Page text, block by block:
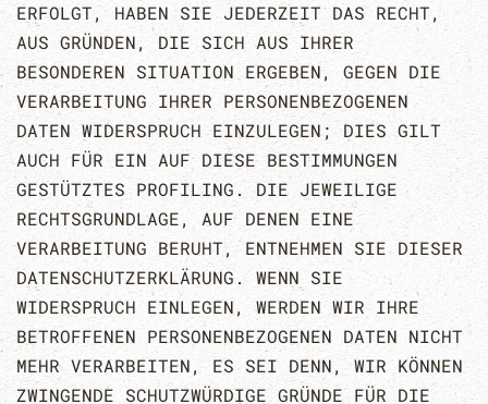
ERFOLGT, HABEN SIE JEDERZEIT DAS RECHT,
AUS GRÜNDEN, DIE SICH AUS IHRER
BESONDEREN SITUATION ERGEBEN, GEGEN DIE
VERARBEITUNG IHRER PERSONENBEZOGENEN
DATEN WIDERSPRUCH EINZULEGEN; DIES GILT
AUCH FÜR EIN AUF DIESE BESTIMMUNGEN
GESTÜTZTES PROFILING. DIE JEWEILIGE
RECHTSGRUNDLAGE, AUF DENEN EINE
VERARBEITUNG BERUHT, ENTNEHMEN SIE DIESER
DATENSCHUTZERKLÄRUNG. WENN SIE
WIDERSPRUCH EINLEGEN, WERDEN WIR IHRE
BETROFFENEN PERSONENBEZOGENEN DATEN NICHT
MEHR VERARBEITEN, ES SEI DENN, WIR KÖNNEN
ZWINGENDE SCHUTZWÜRDIGE GRÜNDE FÜR DIE